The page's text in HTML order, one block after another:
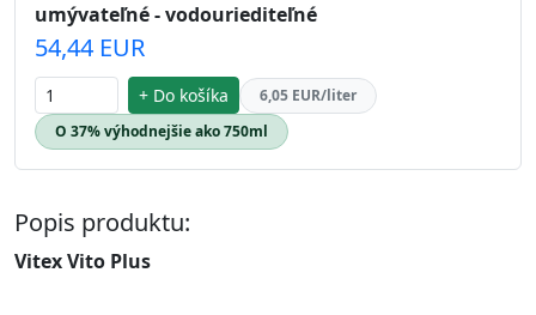
umývateľné - vodouriediteľné
54,44 EUR
+ Do košíka
6,05 EUR/liter
O 37% výhodnejšie ako 750ml
Popis produktu:
Vitex Vito Plus